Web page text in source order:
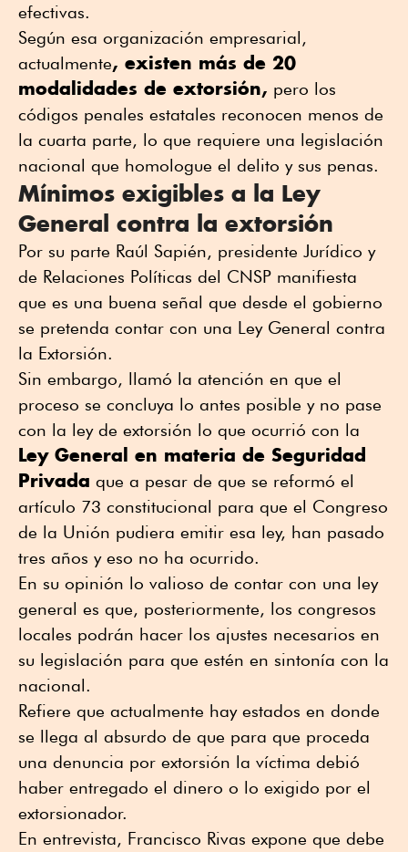
efectivas.
Según esa organización empresarial,
actualmente, existen más de 20
modalidades de extorsión, pero los
códigos penales estatales reconocen menos de
la cuarta parte, lo que requiere una legislación
nacional que homologue el delito y sus penas.
Mínimos exigibles a la Ley
General contra la extorsión
Por su parte Raúl Sapién, presidente Jurídico y
de Relaciones Políticas del CNSP manifiesta
que es una buena señal que desde el gobierno
se pretenda contar con una Ley General contra
la Extorsión.
Sin embargo, llamó la atención en que el
proceso se concluya lo antes posible y no pase
con la ley de extorsión lo que ocurrió con la
Ley General en materia de Seguridad
Privada que a pesar de que se reformó el
artículo 73 constitucional para que el Congreso
de la Unión pudiera emitir esa ley, han pasado
tres años y eso no ha ocurrido.
En su opinión lo valioso de contar con una ley
general es que, posteriormente, los congresos
locales podrán hacer los ajustes necesarios en
su legislación para que estén en sintonía con la
nacional.
Refiere que actualmente hay estados en donde
se llega al absurdo de que para que proceda
una denuncia por extorsión la víctima debió
haber entregado el dinero o lo exigido por el
extorsionador.
En entrevista, Francisco Rivas expone que debe